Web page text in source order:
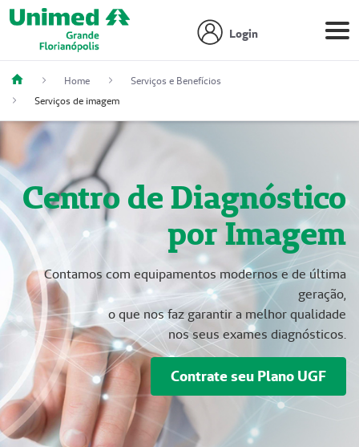
Login
Home
Serviços e Benefícios
Serviços de imagem
Centro de Diagnóstico
por Imagem
Contamos com equipamentos modernos e de última
geração,
o que nos faz garantir a melhor qualidade
nos seus exames diagnósticos.
Contrate seu Plano UGF